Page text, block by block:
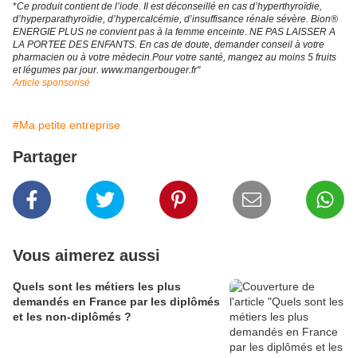
*Ce produit contient de l’iode. Il est déconseillé en cas d’hyperthyroïdie,
d’hyperparathyroïdie, d’hypercalcémie, d’insuffisance rénale sévère. Bion®
ENERGIE PLUS ne convient pas à la femme enceinte. NE PAS LAISSER A
LA PORTEE DES ENFANTS. En cas de doute, demander conseil à votre
pharmacien ou à votre médecin.Pour votre santé, mangez au moins 5 fruits
et légumes par jour. www.mangerbouger.fr"
Article sponsorisé
#Ma petite entreprise
Partager
Vous aimerez aussi
Quels sont les métiers les plus
demandés en France par les diplômés
et les non-diplômés ?